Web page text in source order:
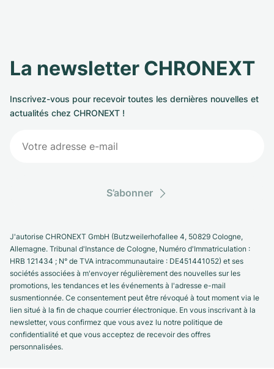
La newsletter CHRONEXT
Inscrivez-vous pour recevoir toutes les dernières nouvelles et
actualités chez CHRONEXT !
S’abonner
J'autorise CHRONEXT GmbH (Butzweilerhofallee 4, 50829 Cologne,
Allemagne. Tribunal d'Instance de Cologne, Numéro d'Immatriculation :
HRB 121434 ; N° de TVA intracommunautaire : DE451441052) et ses
sociétés associées à m'envoyer régulièrement des nouvelles sur les
promotions, les tendances et les événements à l'adresse e-mail
susmentionnée. Ce consentement peut être révoqué à tout moment via le
lien situé à la fin de chaque courrier électronique. En vous inscrivant à la
newsletter, vous confirmez que vous avez lu notre politique de
confidentialité et que vous acceptez de recevoir des offres
personnalisées.